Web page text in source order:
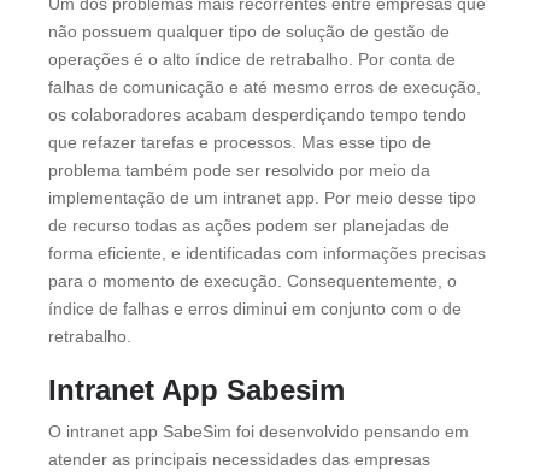
Um dos problemas mais recorrentes entre empresas que
não possuem qualquer tipo de solução de gestão de
operações é o alto índice de retrabalho. Por conta de
falhas de comunicação e até mesmo erros de execução,
os colaboradores acabam desperdiçando tempo tendo
que refazer tarefas e processos. Mas esse tipo de
problema também pode ser resolvido por meio da
implementação de um intranet app. Por meio desse tipo
de recurso todas as ações podem ser planejadas de
forma eficiente, e identificadas com informações precisas
para o momento de execução. Consequentemente, o
índice de falhas e erros diminui em conjunto com o de
retrabalho.
Intranet App Sabesim
O intranet app SabeSim foi desenvolvido pensando em
atender as principais necessidades das empresas